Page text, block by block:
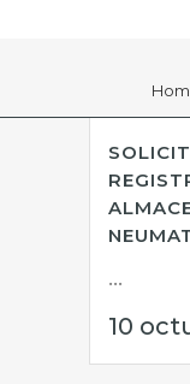
...
10